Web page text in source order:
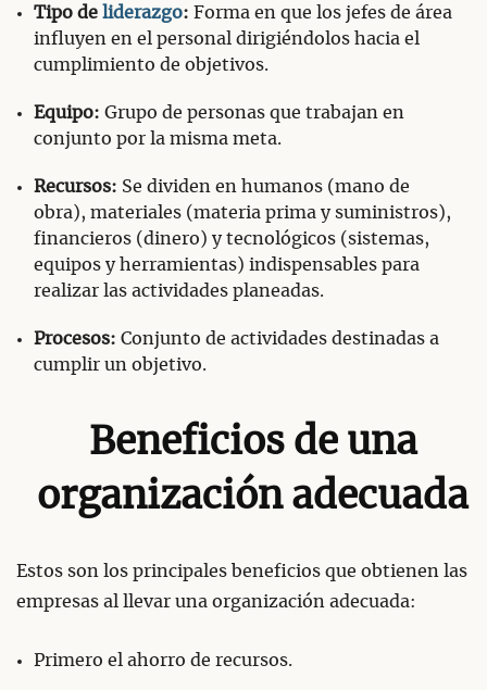
Tipo de liderazgo: Forma en que los jefes de área
influyen en el personal dirigiéndolos hacia el
cumplimiento de objetivos.
Equipo: Grupo de personas que trabajan en
conjunto por la misma meta.
Recursos: Se dividen en humanos (mano de
obra), materiales (materia prima y suministros),
financieros (dinero) y tecnológicos (sistemas,
equipos y herramientas) indispensables para
realizar las actividades planeadas.
Procesos: Conjunto de actividades destinadas a
cumplir un objetivo.
Beneficios de una
organización adecuada
Estos son los principales beneficios que obtienen las
empresas al llevar una organización adecuada:
Primero el ahorro de recursos.